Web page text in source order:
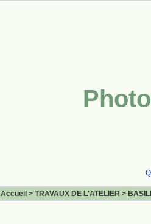
Accueil > TRAVAUX DE L'ATELIER >